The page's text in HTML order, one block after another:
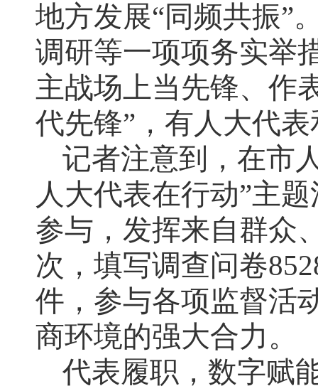
地方发展“同频共振”
调研等一项项务实举
主战场上当先锋、作
代先锋”，有人大代
记者注意到，在市
人大代表在行动”主
参与，发挥来自群众
次，填写调查问卷
件，参与各项监督活
商环境的强大合力。
代表履职，数字赋